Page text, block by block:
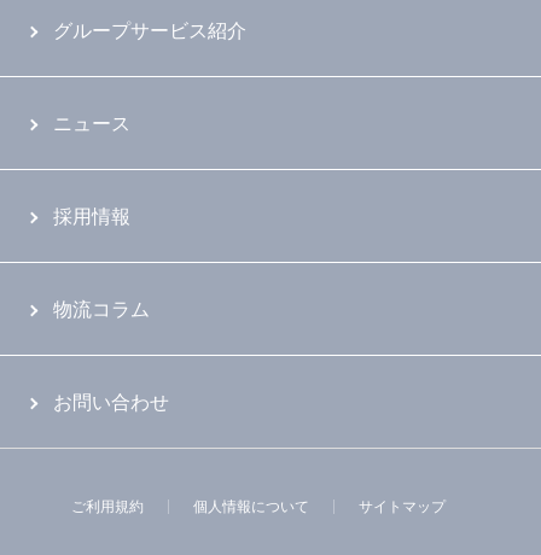
グループサービス紹介
ニュース
採用情報
物流コラム
お問い合わせ
ご利用規約 個人情報について サイトマップ